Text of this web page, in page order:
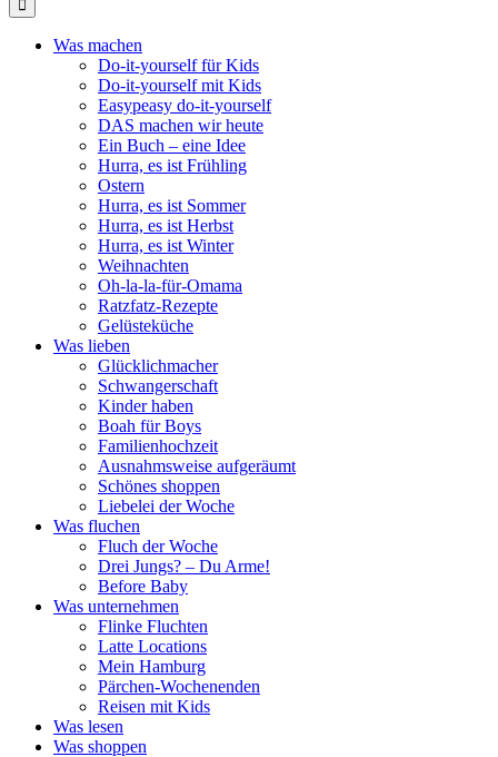
Was machen
Do-it-yourself für Kids
Do-it-yourself mit Kids
Easypeasy do-it-yourself
DAS machen wir heute
Ein Buch – eine Idee
Hurra, es ist Frühling
Ostern
Hurra, es ist Sommer
Hurra, es ist Herbst
Hurra, es ist Winter
Weihnachten
Oh-la-la-für-Omama
Ratzfatz-Rezepte
Gelüsteküche
Was lieben
Glücklichmacher
Schwangerschaft
Kinder haben
Boah für Boys
Familienhochzeit
Ausnahmsweise aufgeräumt
Schönes shoppen
Liebelei der Woche
Was fluchen
Fluch der Woche
Drei Jungs? – Du Arme!
Before Baby
Was unternehmen
Flinke Fluchten
Latte Locations
Mein Hamburg
Pärchen-Wochenenden
Reisen mit Kids
Was lesen
Was shoppen